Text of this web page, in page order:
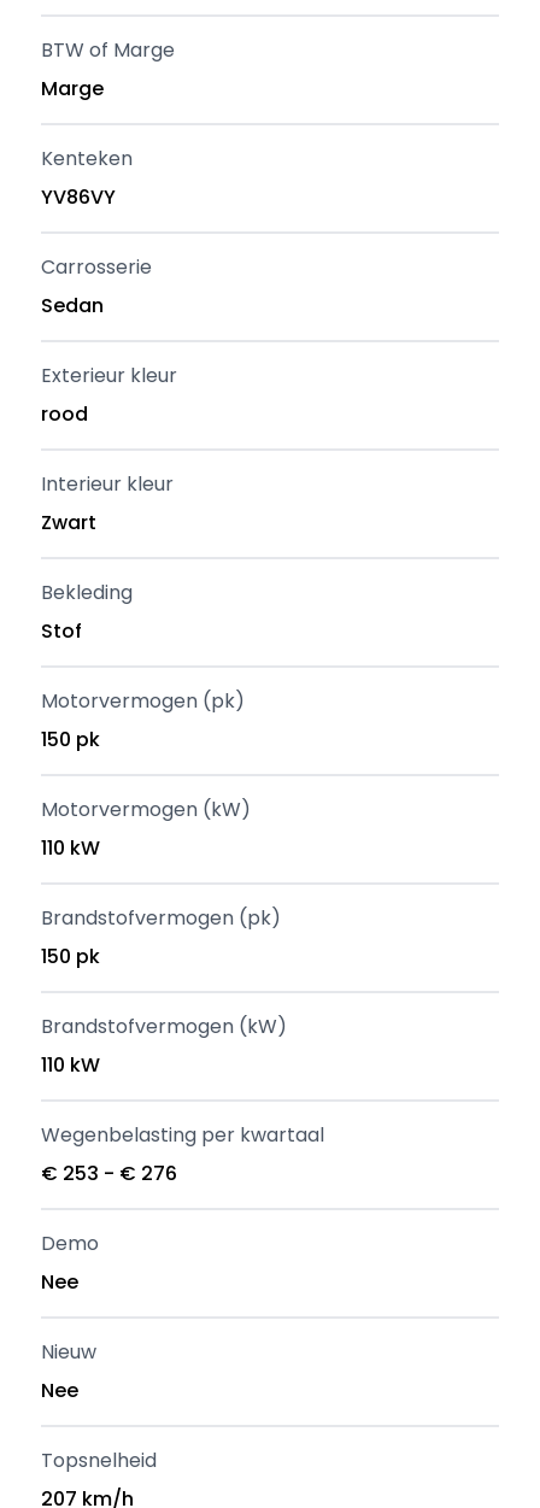
BTW of Marge
Marge
Kenteken
YV86VY
Carrosserie
Sedan
Exterieur kleur
rood
Interieur kleur
Zwart
Bekleding
Stof
Motorvermogen (pk)
150 pk
Motorvermogen (kW)
110 kW
Brandstofvermogen (pk)
150 pk
Brandstofvermogen (kW)
110 kW
Wegenbelasting per kwartaal
€ 253 - € 276
Demo
Nee
Nieuw
Nee
Topsnelheid
207 km/h